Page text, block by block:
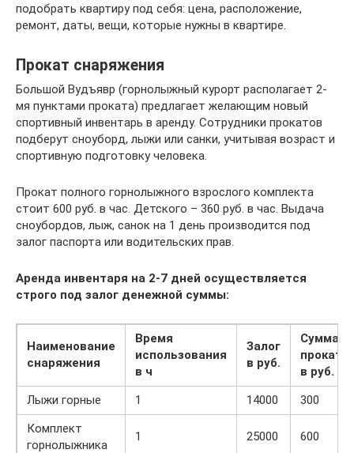
подобрать квартиру под себя: цена, расположение,
ремонт, даты, вещи, которые нужны в квартире.
Прокат снаряжения
Большой Вудъявр (горнолыжный курорт располагает 2-
мя пунктами проката) предлагает желающим новый
спортивный инвентарь в аренду. Сотрудники прокатов
подберут сноуборд, лыжи или санки, учитывая возраст и
спортивную подготовку человека.
Прокат полного горнолыжного взрослого комплекта
стоит 600 руб. в час. Детского – 360 руб. в час. Выдача
сноубордов, лыж, санок на 1 день производится под
залог паспорта или водительских прав.
Аренда инвентаря на 2-7 дней осуществляется
строго под залог денежной суммы:
Наименование
снаряжения
Время
использования
в ч
Залог
в руб.
Сумма
проката
в руб.
Лыжи горные
1 14000
300
Комплект
горнолыжника
1 25000 600